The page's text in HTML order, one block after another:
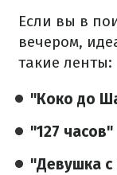
Если вы в
вечером,
такие ленты:
"Коко до
"127 часов"
"Девушка с